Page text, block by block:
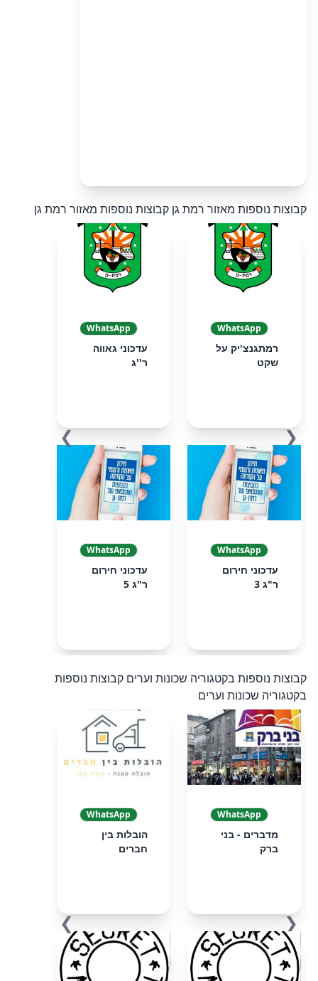
קבוצות נוספות מאזור רמת גן קבוצות נוספות מאזור רמת גן
❮
WhatsApp
רמתגנצ'יק על
שקט
WhatsApp
עדכוני גאווה
ר''ג
WhatsApp
עדכוני חירום
ר"ג 3
WhatsApp
עדכוני חירום
ר"ג 5
❯
קבוצות נוספות בקטגוריה שכונות וערים קבוצות נוספות
בקטגוריה שכונות וערים
❮
WhatsApp
מדברים - בני
ברק
WhatsApp
הובלות בין
חברים
❯